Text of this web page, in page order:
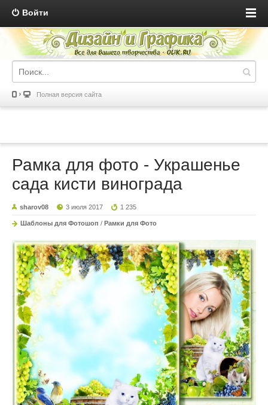
Войти
Полная версия сайта
Рамка для фото - Украшенье
сада кисти винограда
sharov08 3 июля 2017 1 235
Шаблоны для Фотошоп / Рамки для Фото